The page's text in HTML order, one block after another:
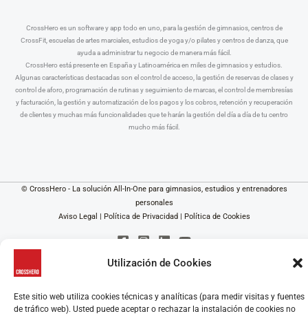
Utilización de Cookies
Este sitio web utiliza cookies técnicas y analíticas (para medir visitas y fuentes
de tráfico web). Usted puede aceptar o rechazar la instalación de cookies no
CrossHero es un software y app todo en uno, para la gestión de gimnasios, centros de
CrossFit, escuelas de artes marciales, estudios de yoga y/o pilates y centros de danza, que
ayuda a administrar tu negocio de manera más fácil.
CrossHero está presente en España y Latinoamérica en miles de gimnasios y estudios.
Algunas características destacadas son el control de acceso, la gestión de reservas de clases y
control de aforo, programación de rutinas y seguimiento de marcas, el control de membresías
y facturación, la gestión y automatización de los pagos y los cobros, retención y recuperación
de clientes y muchas más funcionalidades que te harán la gestión del día a día de tu centro
mucho más fácil.
© CrossHero - La solución All-In-One para gimnasios, estudios y entrenadores
personales
Aviso Legal | Política de Privacidad | Política de Cookies